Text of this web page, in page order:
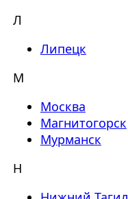
Л
Липецк
М
Москва
Магнитогорск
Мурманск
Н